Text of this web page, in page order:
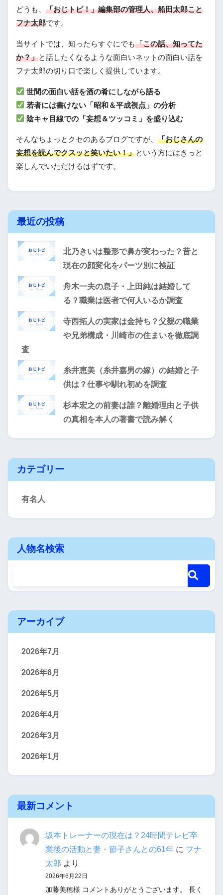
どうも、 「おじトピ！」編集部の管理人、船田太郎こと
フナ太郎です。
当サイトでは、知ったらすぐにでも「この話、知ってた
か？」と話したくなるような面白いネットの面白い話を
フナ太郎の切り口で楽しく提供しています。
世間の面白い話を酒の肴にしながら語る
若者には書けない「昭和＆平成視点」の分析
陰キャ目線での「妄想＆ツッコミ」を盛り込む
そんなちょっとクセのあるブログですが、 「おじさんの
妄想を読んでクスッと笑いたい！」という方にはきっと
楽しんでいただけるはずです。
最近の投稿
北乃きいは整形で鼻が変わった？昔と
現在の顔変化をパーツ別に検証
舟木一夫の息子・上田純は結婚して
る？職業は医者で何人いるか調査
寺西拓人の実家は金持ち？父親の職業
や兄弟構成・川崎市の住まいを徹底調
査
糸井恵美（糸井嘉男の嫁）の結婚と子
供は？仕事や馴れ初めを調査
杉本宏之の前妻は誰？離婚理由と子供
の真相を本人の著書で読み解く
カテゴリー
有名人
人物名検索
アーカイブ
2026年7月
2026年6月
2026年5月
2026年4月
2026年3月
2026年1月
最新コメント
坂本トレーナーの現在は？24時間テレビ卒
業後の活動と妻・節子さんとの61年に フナ
太郎 より
2026年6月22日
加藤美穂様 コメントありがとうございます。 長く